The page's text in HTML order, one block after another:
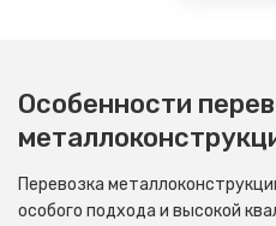
Особенности
Перевозка
особого подхода и высокой